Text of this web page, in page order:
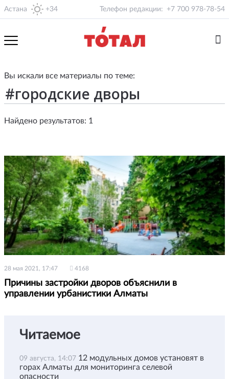
Астана +34 Телефон редакции: +7 700 978-78-54
Вы искали все материалы по теме:
Найдено результатов: 1
28 мая 2021, 17:47 4168
Причины застройки дворов объяснили в
управлении урбанистики Алматы
Читаемое
09 августа, 14:07 12 модульных домов установят в
горах Алматы для мониторинга селевой
опасности